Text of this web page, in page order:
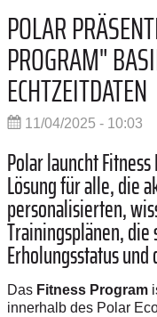
POLAR
PROGRAM"
ECHTZEITDATEN
11/04/2025 - 10:03
Polar launcht
Lösung für alle, die
personalisierten,
Trainingsplänen,
Erholungsstatus
Das Fitness Program
innerhalb des Polar